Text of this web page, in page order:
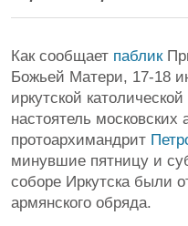
Как сообщает паблик
Божьей Матери, 17-18
иркутской
настоятель московских
протоархимандрит
минувшие пятницу и
соборе Иркутска были
армянского обряда.